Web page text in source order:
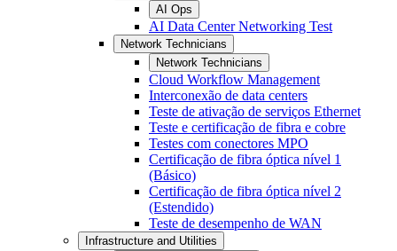
AI Ops
AI Data Center Networking Test
Network Technicians
Network Technicians
Cloud Workflow Management
Interconexão de data centers
Teste de ativação de serviços Ethernet
Teste e certificação de fibra e cobre
Testes com conectores MPO
Certificação de fibra óptica nível 1
(Básico)
Certificação de fibra óptica nível 2
(Estendido)
Teste de desempenho de WAN
Infrastructure and Utilities